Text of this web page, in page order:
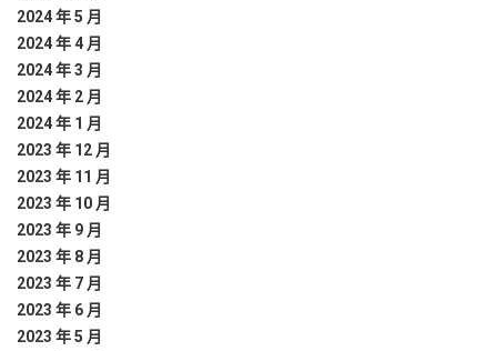
2024 年 5 月
2024 年 4 月
2024 年 3 月
2024 年 2 月
2024 年 1 月
2023 年 12 月
2023 年 11 月
2023 年 10 月
2023 年 9 月
2023 年 8 月
2023 年 7 月
2023 年 6 月
2023 年 5 月